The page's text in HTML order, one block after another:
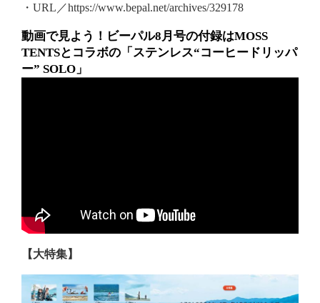
・URL／https://www.bepal.net/archives/329178
動画で見よう！ビーパル8月号の付録はMOSS
TENTSとコラボの「ステンレス“コーヒードリッパ
ー” SOLO」
【大特集】